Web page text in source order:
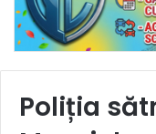
Poliția